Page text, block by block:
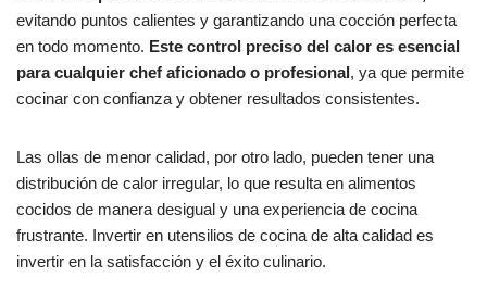
evitando puntos calientes y garantizando una cocción perfecta
en todo momento. Este control preciso del calor es esencial
para cualquier chef aficionado o profesional, ya que permite
cocinar con confianza y obtener resultados consistentes.
Las ollas de menor calidad, por otro lado, pueden tener una
distribución de calor irregular, lo que resulta en alimentos
cocidos de manera desigual y una experiencia de cocina
frustrante. Invertir en utensilios de cocina de alta calidad es
invertir en la satisfacción y el éxito culinario.